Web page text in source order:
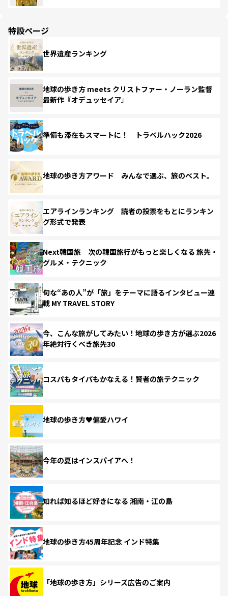
特設ページ
世界遺産ランキング
地球の歩き方 meets クリストファー・ノーラン監督
最新作『オデュッセイア』
準備も滞在もスマートに！ トラベルハック2026
地球の歩き方アワード みんなで選ぶ、旅のベスト。
エアラインランキング 読者の投票をもとにランキン
グ形式で発表
Next韓国旅 次の韓国旅行がもっと楽しくなる 旅先・
グルメ・テクニック
旬な“あの人”が「旅」をテーマに語るインタビュー連
載 MY TRAVEL STORY
今、こんな旅がしてみたい！地球の歩き方が選ぶ2026
年絶対行くべき旅先30
コスパもタイパもかなえる！賢者の旅テクニック
地球の歩き方♥偏愛ハワイ
今年の夏はインスパイアへ！
知れば知るほど好きになる 湘南・江の島
地球の歩き方45周年記念 インド特集
「地球の歩き方」シリーズ広告のご案内